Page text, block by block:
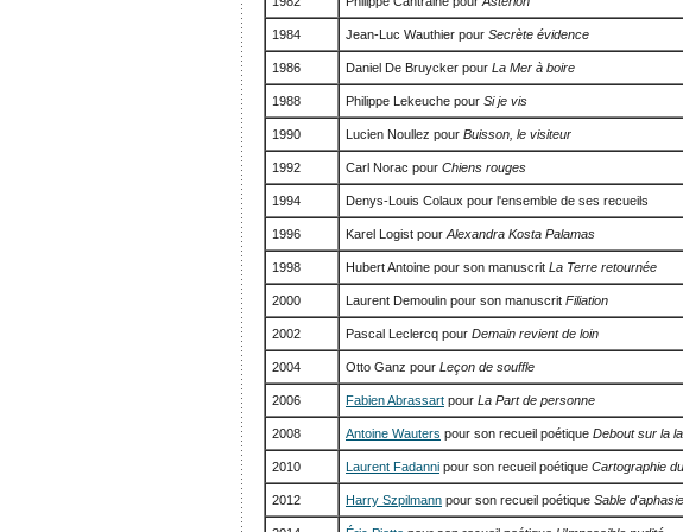
1984 Jean-Luc Wauthier pour Secrète évidence
1986 Daniel De Bruycker pour La Mer à boire
1988 Philippe Lekeuche pour Si je vis
1990 Lucien Noullez pour Buisson, le visiteur
1992 Carl Norac pour Chiens rouges
1994 Denys-Louis Colaux pour l'ensemble de ses recueils
1996 Karel Logist pour Alexandra Kosta Palamas
1998 Hubert Antoine pour son manuscrit La Terre retournée
2000 Laurent Demoulin pour son manuscrit Filiation
2002 Pascal Leclercq pour Demain revient de loin
2004 Otto Ganz pour Leçon de souffle
2006 Fabien Abrassart pour La Part de personne
2008 Antoine Wauters pour son recueil poétique Debout sur la
2010 Laurent Fadanni pour son recueil poétique Cartographie
2012 Harry Szpilmann pour son recueil poétique Sable d'aphasie